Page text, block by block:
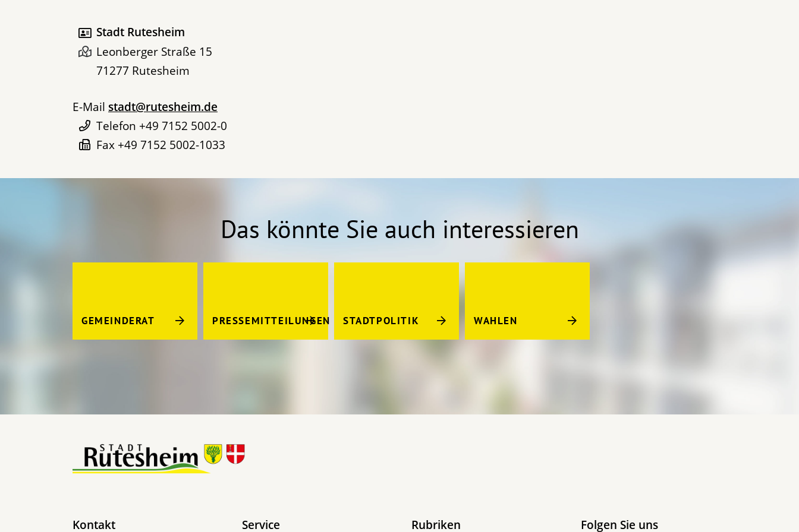
Stadt Rutesheim
Leonberger Straße 15
71277 Rutesheim
E-Mail stadt@rutesheim.de
Telefon +49 7152 5002-0
Fax +49 7152 5002-1033
Das könnte Sie auch interessieren
GEMEINDERAT PRESSEMITTEILUNGEN STADTPOLITIK WAHLEN
Kontakt Service Rubriken Folgen Sie uns